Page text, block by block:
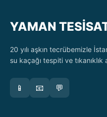
YAMAN
20 yılı aşkın tecrübemizle
su kaçağı tespiti ve
📱 📧 💬